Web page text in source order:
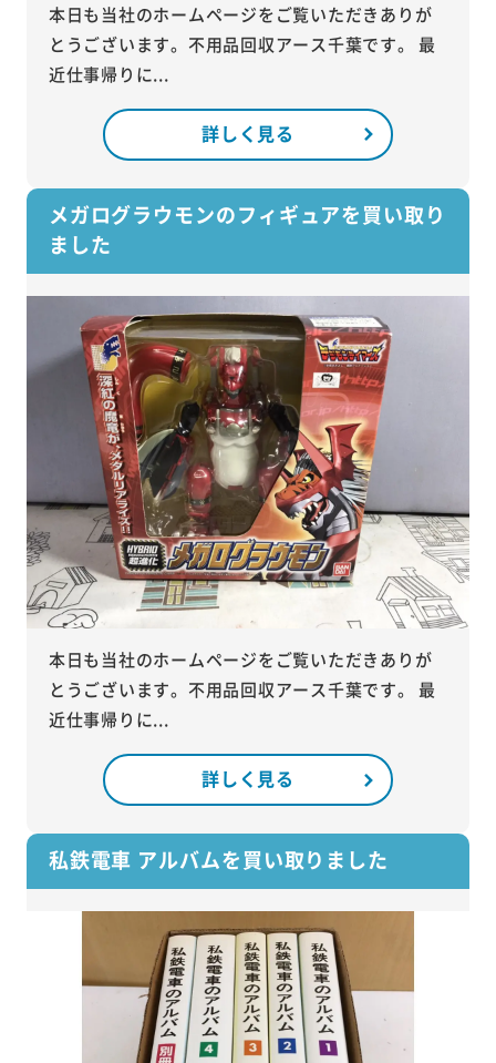
本日も当社のホームページをご覧いただきありが
とうございます。不用品回収アース千葉です。 最
近仕事帰りに...
詳しく見る
メガログラウモンのフィギュアを買い取り
ました
本日も当社のホームページをご覧いただきありが
とうございます。不用品回収アース千葉です。 最
近仕事帰りに...
詳しく見る
私鉄電車 アルバムを買い取りました